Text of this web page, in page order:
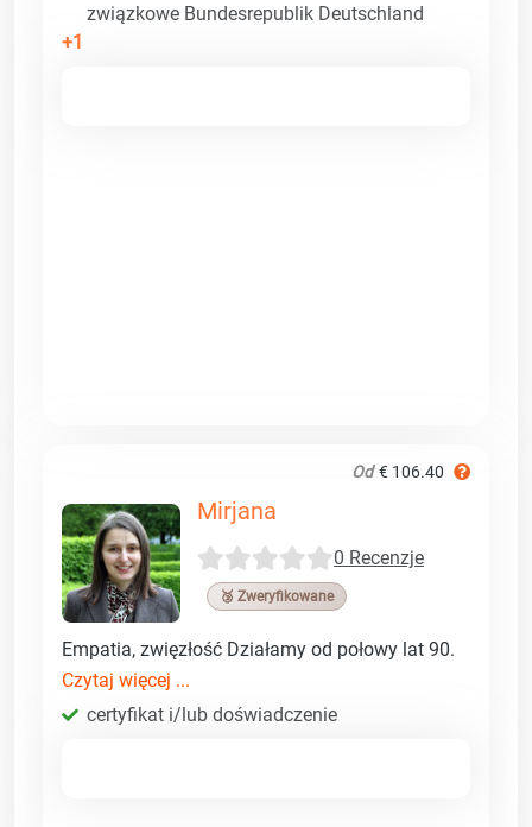
związkowe Bundesrepublik Deutschland
+1
Od € 106.40
Mirjana
0 Recenzje
🥉 Zweryfikowane
Empatia, zwięzłość Działamy od połowy lat 90.
Czytaj więcej ...
certyfikat i/lub doświadczenie